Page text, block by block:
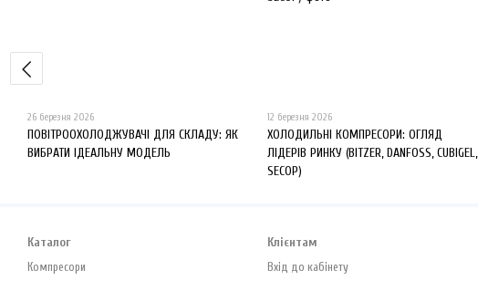
26 березня 2026
ПОВІТРООХОЛОДЖУВАЧІ ДЛЯ СКЛАДУ: ЯК
ВИБРАТИ ІДЕАЛЬНУ МОДЕЛЬ
12 березня 2026
ХОЛОДИЛЬНІ КОМПРЕСОРИ: ОГЛЯД
ЛІДЕРІВ РИНКУ (BITZER, DANFOSS, CUBIGEL,
SECOP)
Каталог
Компресори
Клієнтам
Вхід до кабінету